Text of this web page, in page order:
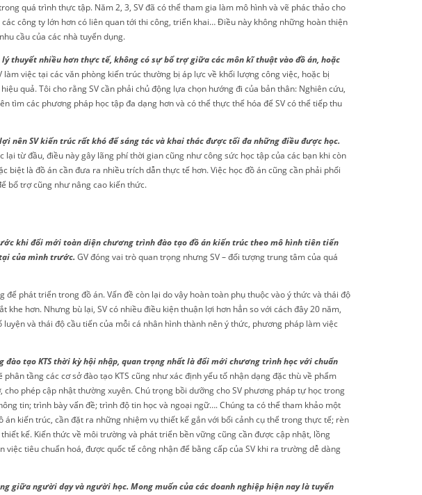
quá trình thực tập. Năm 2, 3, SV đã có thể tham gia làm mô hình và vẽ phác thảo cho
công ty lớn hơn có liên quan tới thi công, triển khai… Điều này không những hoàn thiện
cầu của các nhà tuyển dụng.
thuyết nhiều hơn thực tế, không có sự bổ trợ giữa các môn kĩ thuật vào đồ án, hoặc
làm việc tại các văn phòng kiến trúc thường bị áp lực về khối lượng công việc, hoặc bị
quả. Tôi cho rằng SV cần phải chủ động lựa chọn hướng đi của bản thân: Nghiên cứu,
các phương pháp học tập đa dạng hơn và có thể thực thể hóa để SV có thể tiếp thu
SV kiến trúc rất khó để sáng tác và khai thác được tối đa những điều được học.
từ đầu, điều này gây lãng phí thời gian cũng như công sức học tập của các bạn khi còn
là đồ án cần đưa ra nhiều trích dẫn thực tế hơn. Việc học đồ án cũng cần phải phối
bổ trợ cũng như nâng cao kiến thức.
khi đổi mới toàn diện chương trình đào tạo đồ án kiến trúc theo mô hình tiên tiến
của mình trước. GV đóng vai trò quan trọng nhưng SV – đối tượng trung tâm của quá
phát triển trong đồ án. Vấn đề còn lại do vậy hoàn toàn phụ thuộc vào ý thức và thái độ
hơn. Nhưng bù lại, SV có nhiều điều kiện thuận lợi hơn hẳn so với cách đây 20 năm,
và thái độ cầu tiến của mỗi cá nhân hình thành nên ý thức, phương pháp làm việc
đào tạo KTS thời kỳ hội nhập, quan trọng nhất là đổi mới chương trình học với chuẩn
phân tầng các cơ sở đào tạo KTS cũng như xác định yếu tố nhận dạng đặc thù về phẩm
phép cập nhật thường xuyên. Chú trọng bồi dưỡng cho SV phương pháp tự học trong
tin; trình bày vấn đề; trình độ tin học và ngoại ngữ…. Chúng ta có thể tham khảo một
kiến trúc, cần đặt ra những nhiệm vụ thiết kế gắn với bối cảnh cụ thể trong thực tế; rèn
kế. Kiến thức về môi trường và phát triển bền vững cũng cần được cập nhật, lồng
tiêu chuẩn hoá, được quốc tế công nhận để bằng cấp của SV khi ra trường dễ dàng
giữa người dạy và người học. Mong muốn của các doanh nghiệp hiện nay là tuyển